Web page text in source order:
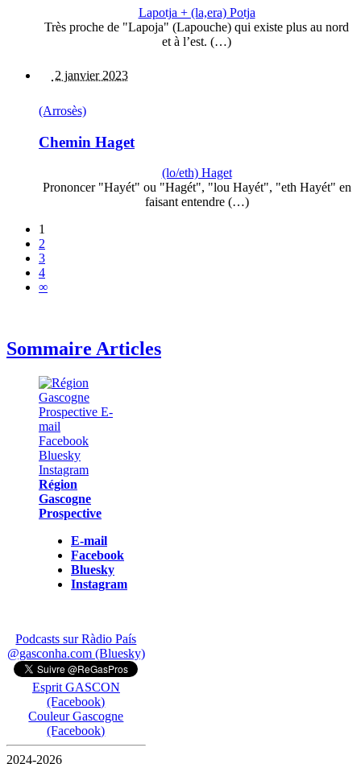
Lapotja + (la,era) Potja
Très proche de "Lapoja" (Lapouche) qui existe plus au nord
et à l’est. (…)
2 janvier 2023
(Arrosès)
Chemin Haget
(lo/eth) Haget
Prononcer "Hayét" ou "Hagét", "lou Hayét", "eth Hayét" en
faisant entendre (…)
1
2
3
4
∞
Sommaire Articles
Région
Gascogne
Prospective
E-mail
Facebook
Bluesky
Instagram
Podcasts sur Ràdio País
@gasconha.com (Bluesky)
Esprit GASCON
(Facebook)
Couleur Gascogne
(Facebook)
2024-2026